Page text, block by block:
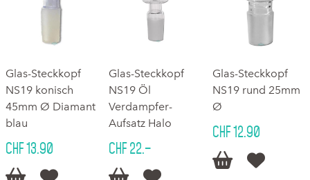
Glas-Steckkopf
NS19 konisch
45mm Ø Diamant
blau
CHF 13.90
 
Glas-Steckkopf
NS19 Öl
Verdampfer-
Aufsatz Halo
CHF 22.–
 
Glas-Steckkopf
NS19 rund 25mm
Ø
CHF 12.90
 